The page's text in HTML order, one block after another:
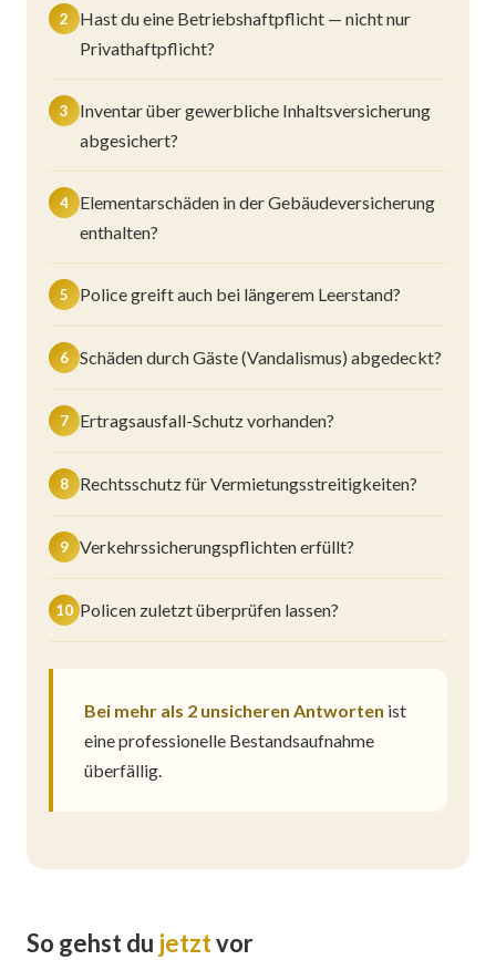
2
Hast du eine Betriebshaftpflicht — nicht nur
Privathaftpflicht?
3
Inventar über gewerbliche Inhaltsversicherung
abgesichert?
4
Elementarschäden in der Gebäudeversicherung
enthalten?
5 Police greift auch bei längerem Leerstand?
6 Schäden durch Gäste (Vandalismus) abgedeckt?
7 Ertragsausfall-Schutz vorhanden?
8 Rechtsschutz für Vermietungsstreitigkeiten?
9 Verkehrssicherungspflichten erfüllt?
10 Policen zuletzt überprüfen lassen?
Bei mehr als 2 unsicheren Antworten ist
eine professionelle Bestandsaufnahme
überfällig.
So gehst du jetztvor